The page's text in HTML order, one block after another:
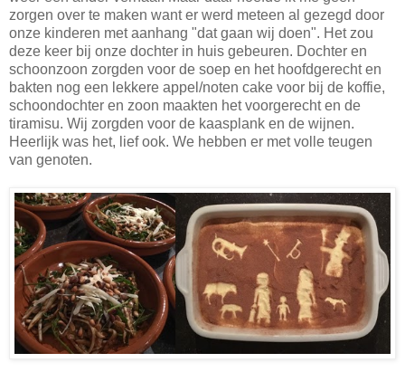
zorgen over te maken want er werd meteen al gezegd door
onze kinderen met aanhang "dat gaan wij doen". Het zou
deze keer bij onze dochter in huis gebeuren. Dochter en
schoonzoon zorgden voor de soep en het hoofdgerecht en
bakten nog een lekkere appel/noten cake voor bij de koffie,
schoondochter en zoon maakten het voorgerecht en de
tiramisu. Wij zorgden voor de kaasplank en de wijnen.
Heerlijk was het, lief ook. We hebben er met volle teugen
van genoten.